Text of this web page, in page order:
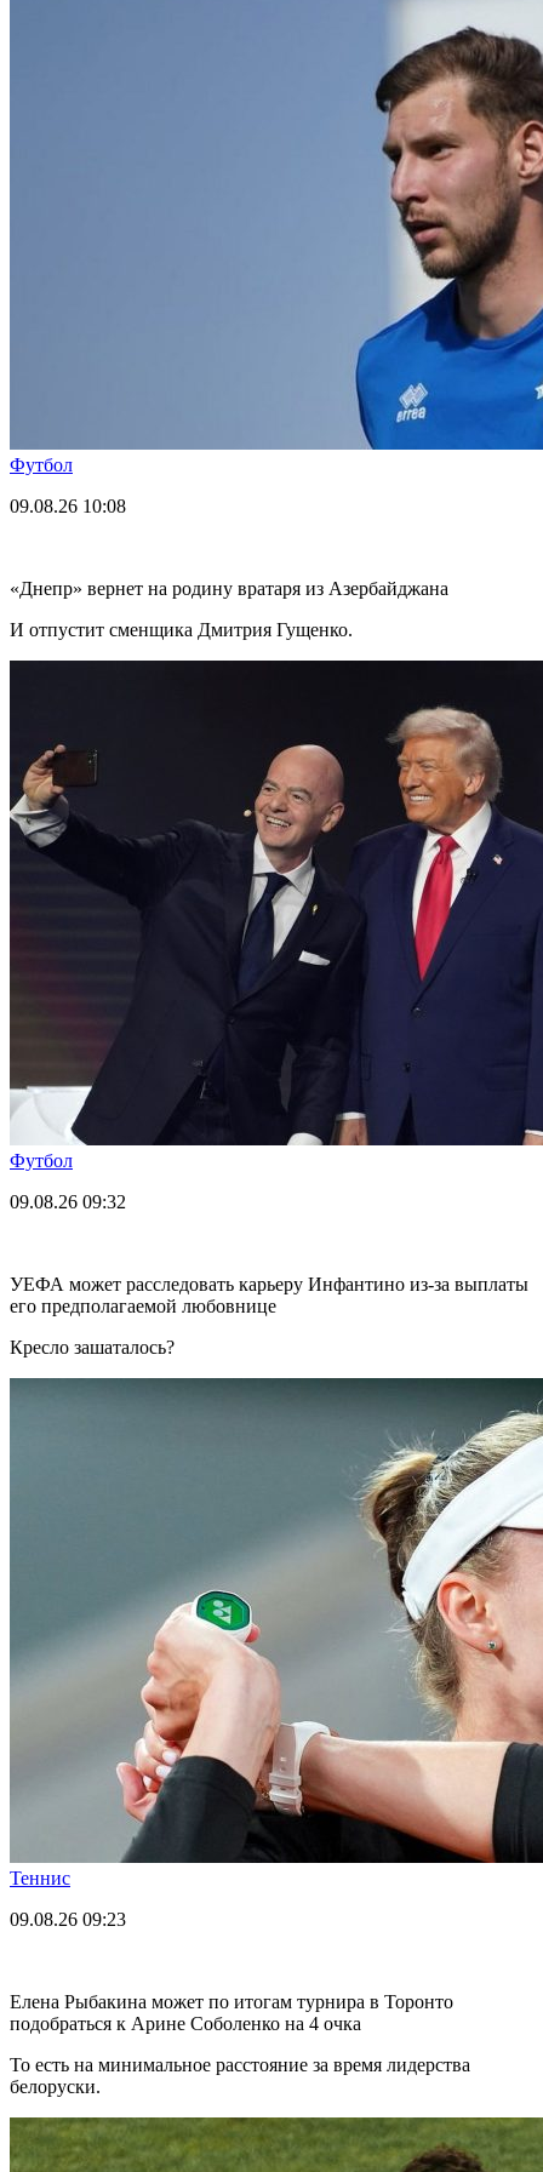
Футбол
09.08.26 10:08
«Днепр» вернет на родину вратаря из Азербайджана
И отпустит сменщика Дмитрия Гущенко.
Футбол
09.08.26 09:32
УЕФА может расследовать карьеру Инфантино из-за выплаты
его предполагаемой любовнице
Кресло зашаталось?
Теннис
09.08.26 09:23
Елена Рыбакина может по итогам турнира в Торонто
подобраться к Арине Соболенко на 4 очка
То есть на минимальное расстояние за время лидерства
белоруски.